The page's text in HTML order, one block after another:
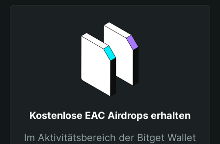
Kostenlose EAC Airdrops erhalten
Im Aktivitätsbereich der Bitget Wallet